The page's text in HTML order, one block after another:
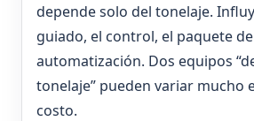
depende solo del tonelaje.
guiado, el control, el paquete
automatización. Dos equipos
tonelaje” pueden variar mucho
costo.